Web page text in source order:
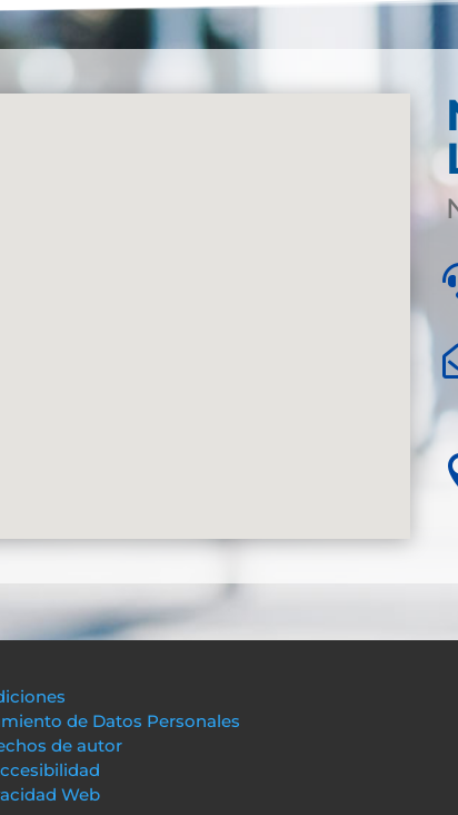
de Datos Personales
de autor
Web